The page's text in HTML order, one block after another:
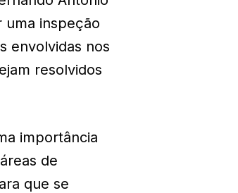
uma inspeção
envolvidas nos
resolvidos
importância
de
que se